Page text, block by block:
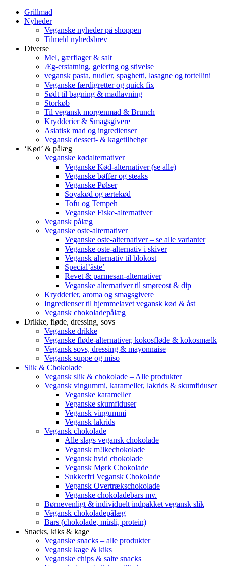
Grillmad
Nyheder
Veganske nyheder på shoppen
Tilmeld nyhedsbrev
Diverse
Mel, gærflager & salt
Æg-erstatning, gelering og stivelse
vegansk pasta, nudler, spaghetti, lasagne og tortellini
Veganske færdigretter og quick fix
Sødt til bagning & madlavning
Storkøb
Til vegansk morgenmad & Brunch
Krydderier & Smagsgivere
Asiatisk mad og ingredienser
Vegansk dessert- & kagetilbehør
‘Kød’ & pålæg
Veganske kødalternativer
Veganske Kød-alternativer (se alle)
Veganske bøffer og steaks
Veganske Pølser
Soyakød og ærtekød
Tofu og Tempeh
Veganske Fiske-alternativer
Vegansk pålæg
Veganske oste-alternativer
Veganske oste-alternativer – se alle varianter
Veganske oste-alternativ i skiver
Vegansk alternativ til blokost
Special’åste’
Revet & parmesan-alternativer
Veganske alternativer til smøreost & dip
Krydderier, aroma og smagsgivere
Ingredienser til hjemmelavet vegansk kød & åst
Vegansk chokoladepålæg
Drikke, fløde, dressing, sovs
Veganske drikke
Veganske fløde-alternativer, kokosfløde & kokosmælk
Vegansk sovs, dressing & mayonnaise
Vegansk suppe og miso
Slik & Chokolade
Vegansk slik & chokolade – Alle produkter
Vegansk vingummi, karameller, lakrids & skumfiduser
Veganske karameller
Veganske skumfiduser
Vegansk vingummi
Vegansk lakrids
Vegansk chokolade
Alle slags vegansk chokolade
Vegansk m!lkechokolade
Vegansk hvid chokolade
Vegansk Mørk Chokolade
Sukkerfri Vegansk Chokolade
Vegansk Overtrækschokolade
Veganske chokoladebars mv.
Børnevenligt & individuelt indpakket vegansk slik
Vegansk chokoladepålæg
Bars (chokolade, müsli, protein)
Snacks, kiks & kage
Veganske snacks – alle produkter
Vegansk kage & kiks
Veganske chips & salte snacks